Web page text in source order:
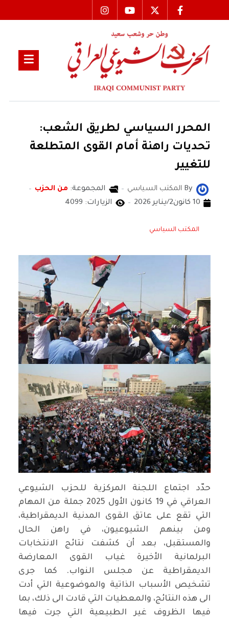
المحرر السياسي لطريق الشعب:
تحديات راهنة أمام القوى المتطلعة
للتغيير
By المكتب السياسي المجموعة: من الحزب
10 كانون2/يناير 2026
الزيارات: 4099
المكتب السياسي
حدّد اجتماع اللجنة المركزية للحزب الشيوعي
العراقي في 19 كانون الأول 2025 جملة من المهام
التي تقع على عاتق القوى المدنية الديمقراطية،
ومن بينهم الشيوعيون، في راهن الحال
والمستقبل، بعد أن كشفت نتائج الانتخابات
البرلمانية الأخيرة غياب القوى المعارضة
الديمقراطية عن مجلس النواب. كما جرى
تشخيص الأسباب الذاتية والموضوعية التي أدت
الى هذه النتائج، والمعطيات التي قادت الى ذلك، بما
فيها الظروف غير الطبيعية التي جرت فيها